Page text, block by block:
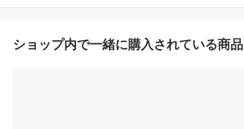
ショップ内で一緒に購入されている商品